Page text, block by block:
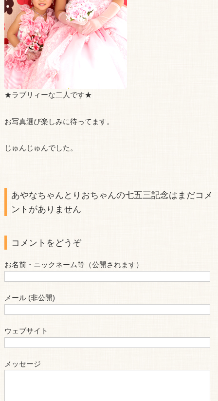
★ラブリィーな二人です★
お写真選び楽しみに待ってます。
じゅんじゅんでした。
あやなちゃんとりおちゃんの七五三記念はまだコメ
ントがありません
コメントをどうぞ
お名前・ニックネーム等（公開されます）
メール (非公開)
ウェブサイト
メッセージ